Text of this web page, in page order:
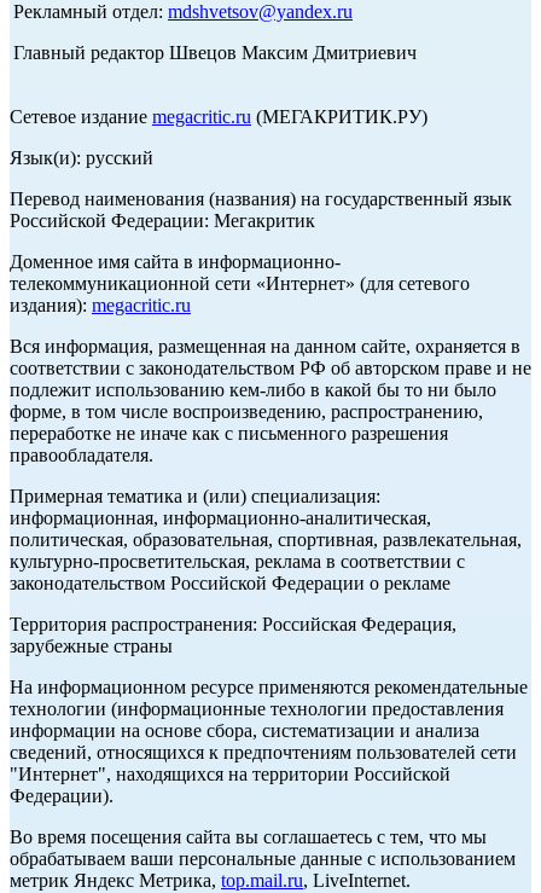
Рекламный отдел: mdshvetsov@yandex.ru
Главный редактор Швецов Максим Дмитриевич
Сетевое издание megacritic.ru (МЕГАКРИТИК.РУ)
Язык(и): русский
Перевод наименования (названия) на государственный язык
Российской Федерации: Мегакритик
Доменное имя сайта в информационно-
телекоммуникационной сети «Интернет» (для сетевого
издания): megacritic.ru
Вся информация, размещенная на данном сайте, охраняется в
соответствии с законодательством РФ об авторском праве и не
подлежит использованию кем-либо в какой бы то ни было
форме, в том числе воспроизведению, распространению,
переработке не иначе как с письменного разрешения
правообладателя.
Примерная тематика и (или) специализация:
информационная, информационно-аналитическая,
политическая, образовательная, спортивная, развлекательная,
культурно-просветительская, реклама в соответствии с
законодательством Российской Федерации о рекламе
Территория распространения: Российская Федерация,
зарубежные страны
На информационном ресурсе применяются рекомендательные
технологии (информационные технологии предоставления
информации на основе сбора, систематизации и анализа
сведений, относящихся к предпочтениям пользователей сети
"Интернет", находящихся на территории Российской
Федерации).
Во время посещения сайта вы соглашаетесь с тем, что мы
обрабатываем ваши персональные данные с использованием
метрик Яндекс Метрика, top.mail.ru, LiveInternet.